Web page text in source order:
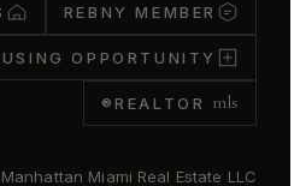
REBNY MEMBER
OPPORTUNITY
mls